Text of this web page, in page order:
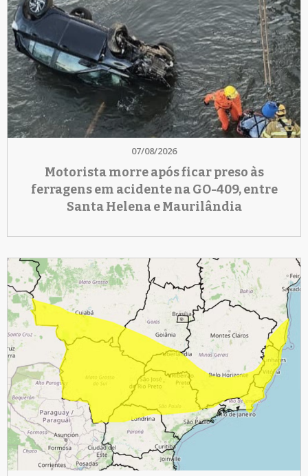
07/08/2026
Motorista morre após ficar preso às
ferragens em acidente na GO-409, entre
Santa Helena e Maurilândia